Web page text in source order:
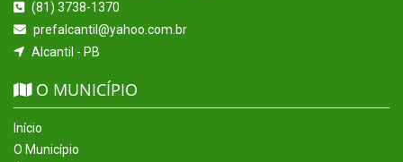
(81) 3738-1370
prefalcantil@yahoo.com.br
Alcantil - PB
O MUNICÍPIO
Início
O Município